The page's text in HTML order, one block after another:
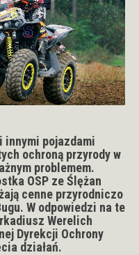
innymi pojazdami
ochroną przyrody w
problemem.
OSP ze Ślężan
cenne przyrodniczo
W odpowiedzi na te
Werelich
Dyrekcji Ochrony
działań.